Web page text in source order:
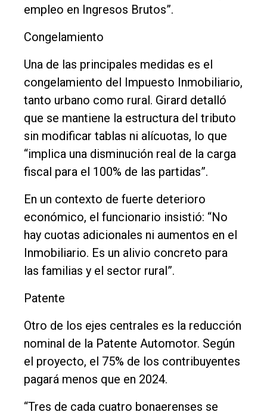
empleo en Ingresos Brutos”.
Congelamiento
Una de las principales medidas es el
congelamiento del Impuesto Inmobiliario,
tanto urbano como rural. Girard detalló
que se mantiene la estructura del tributo
sin modificar tablas ni alícuotas, lo que
“implica una disminución real de la carga
fiscal para el 100% de las partidas”.
En un contexto de fuerte deterioro
económico, el funcionario insistió: “No
hay cuotas adicionales ni aumentos en el
Inmobiliario. Es un alivio concreto para
las familias y el sector rural”.
Patente
Otro de los ejes centrales es la reducción
nominal de la Patente Automotor. Según
el proyecto, el 75% de los contribuyentes
pagará menos que en 2024.
“Tres de cada cuatro bonaerenses se